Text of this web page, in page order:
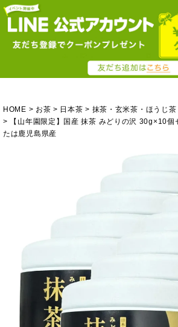
HOME お茶 日本茶 抹茶・玄米茶・ほうじ茶
【山年園限定】国産 抹茶 みどりの沢 30g×10個
たは鹿児島県産